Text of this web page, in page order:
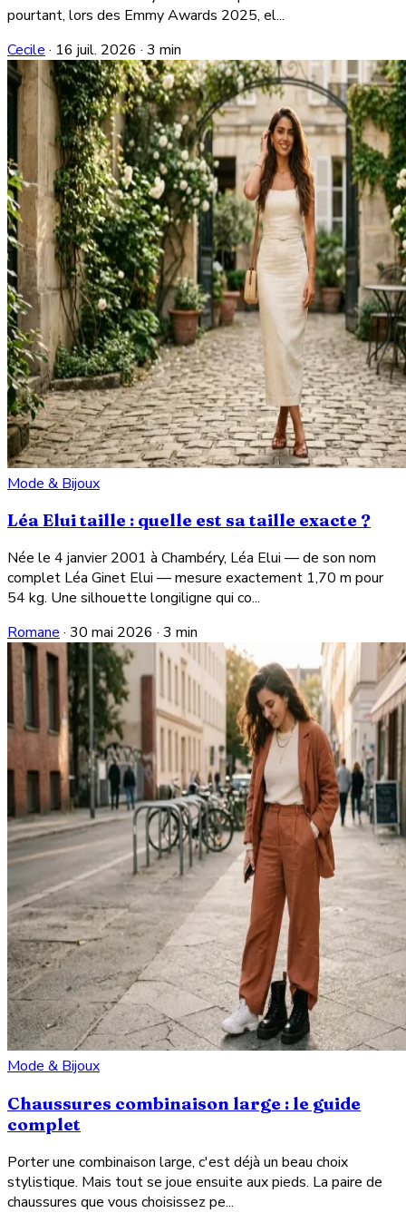
pourtant, lors des Emmy Awards 2025, el...
Cecile · 16 juil. 2026 · 3 min
Mode & Bijoux
Léa Elui taille : quelle est sa taille exacte ?
Née le 4 janvier 2001 à Chambéry, Léa Elui — de son nom
complet Léa Ginet Elui — mesure exactement 1,70 m pour
54 kg. Une silhouette longiligne qui co...
Romane · 30 mai 2026 · 3 min
Mode & Bijoux
Chaussures combinaison large : le guide
complet
Porter une combinaison large, c'est déjà un beau choix
stylistique. Mais tout se joue ensuite aux pieds. La paire de
chaussures que vous choisissez pe...